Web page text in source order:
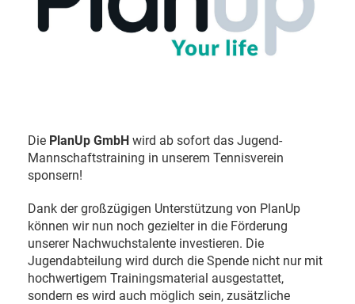
Die PlanUp GmbH wird ab sofort das Jugend-
Mannschaftstraining in unserem Tennisverein
sponsern!
Dank der großzügigen Unterstützung von PlanUp
können wir nun noch gezielter in die Förderung
unserer Nachwuchstalente investieren. Die
Jugendabteilung wird durch die Spende nicht nur mit
hochwertigem Trainingsmaterial ausgestattet,
sondern es wird auch möglich sein, zusätzliche